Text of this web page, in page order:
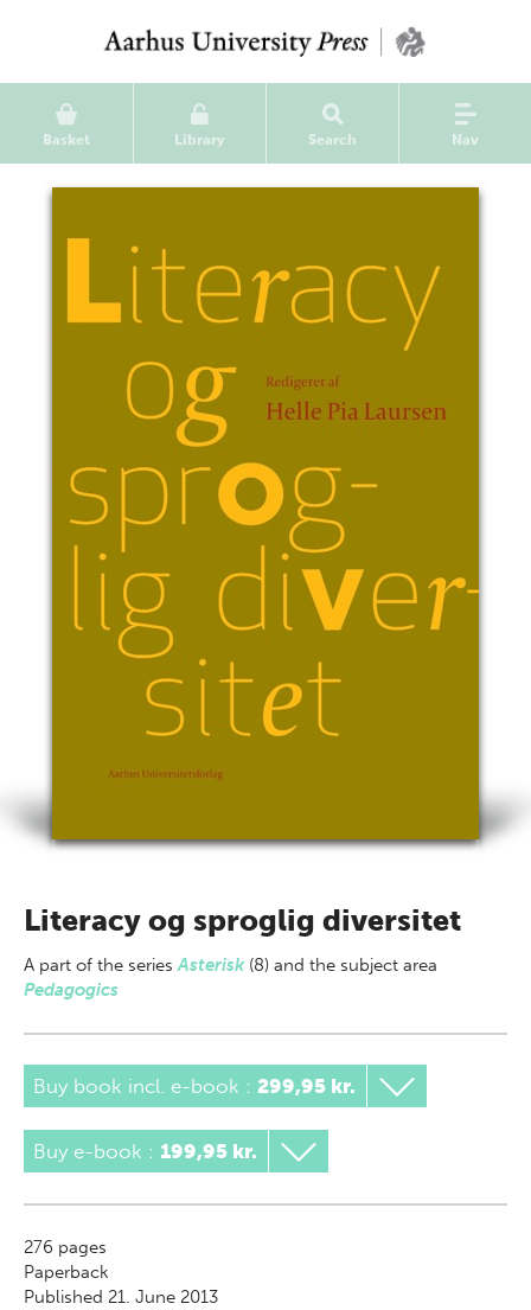
Basket Library Search Nav
Literacy og sproglig diversitet
A part of the seriesAsterisk (8) and the subject area
Pedagogics
Buy book incl. e-book : 299,95 kr.
Buy e-book : 199,95 kr.
276 pages
Paperback
Published 21. June 2013